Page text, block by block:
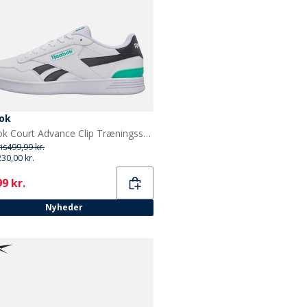
Reebok Court Advance Clip Træningssko Hvid/Sort/Team Teal
499,99 kr.
kr.
kr.
Nyheder